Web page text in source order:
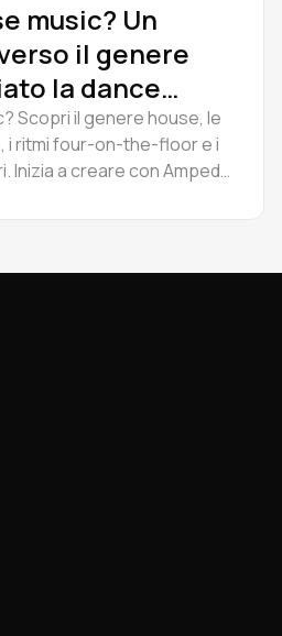
music? Un
il genere
la dance
Scopri il genere house, le
i ritmi four-on-the-floor e i
Inizia a creare con Amped